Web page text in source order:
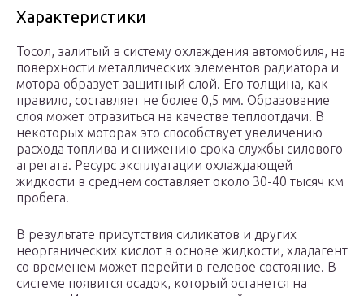
Характеристики
Тосол, залитый в систему охлаждения автомобиля, на
поверхности металлических элементов радиатора и
мотора образует защитный слой. Его толщина, как
правило, составляет не более 0,5 мм. Образование
слоя может отразиться на качестве теплоотдачи. В
некоторых моторах это способствует увеличению
расхода топлива и снижению срока службы силового
агрегата. Ресурс эксплуатации охлаждающей
жидкости в среднем составляет около 30-40 тысяч км
пробега.
В результате присутствия силикатов и других
неорганических кислот в основе жидкости, хладагент
со временем может перейти в гелевое состояние. В
системе появится осадок, который останется на